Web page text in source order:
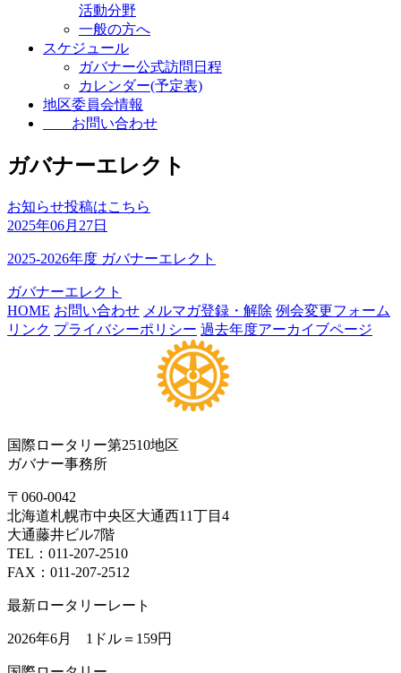
活動分野
一般の方へ
スケジュール
ガバナー公式訪問日程
カレンダー(予定表)
地区委員会情報
お問い合わせ
ガバナーエレクト
お知らせ投稿はこちら
2025年06月27日
2025-2026年度 ガバナーエレクト
ガバナーエレクト
HOME お問い合わせ メルマガ登録・解除 例会変更フォーム
リンク プライバシーポリシー 過去年度アーカイブページ
国際ロータリー第2510地区
ガバナー事務所
〒060-0042
北海道札幌市中央区大通西11丁目4
大通藤井ビル7階
TEL：011-207-2510
FAX：011-207-2512
最新ロータリーレート
2026年6月 1ドル＝ 159円